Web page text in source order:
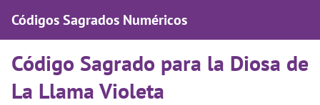
Códigos Sagrados Numéricos
Código Sagrado para la Diosa de
La Llama Violeta